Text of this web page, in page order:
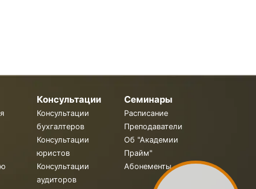
Консультации
Консультации
бухгалтеров
Консультации
юристов
Консультации
аудиторов
Семинары
Расписание
Преподаватели
Об "Академии
Прайм"
Абонементы